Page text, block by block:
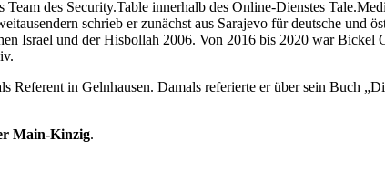
Team des Security.Table innerhalb des Online-Dienstes
schrieb er zunächst aus Sarajevo für deutsche
Israel und der Hisbollah 2006. Von 2016 bis 2020 war Bickel
Referent in Gelnhausen. Damals referierte er über sein Buch
Main-Kinzig.